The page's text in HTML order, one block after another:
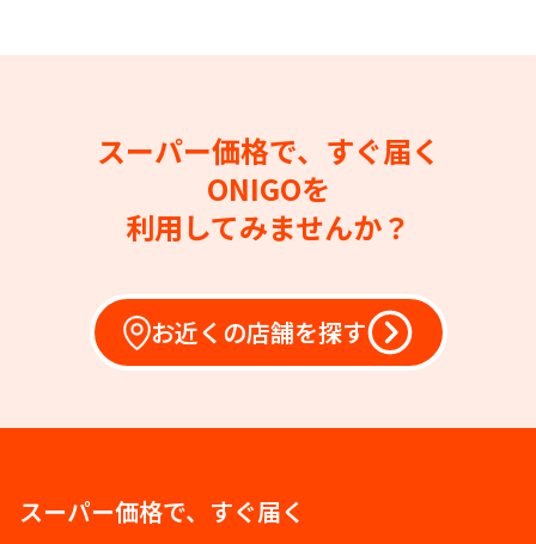
スーパー価格で、すぐ届く
ONIGOを
利用してみませんか？
お近くの店舗を探す
スーパー価格で、すぐ届く